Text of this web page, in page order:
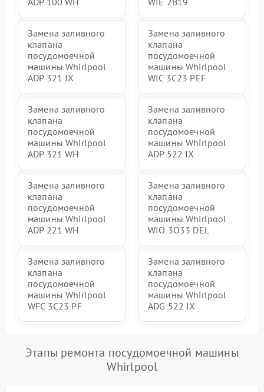
Замена заливного
клапана
посудомоечной
машины Whirlpool
ADP 321 IX
Замена заливного
клапана
посудомоечной
машины Whirlpool
WIC 3C23 PEF
Замена заливного
клапана
посудомоечной
машины Whirlpool
ADP 321 WH
Замена заливного
клапана
посудомоечной
машины Whirlpool
ADP 522 IX
Замена заливного
клапана
посудомоечной
машины Whirlpool
ADP 221 WH
Замена заливного
клапана
посудомоечной
машины Whirlpool
WIO 3O33 DEL
Замена заливного
клапана
посудомоечной
машины Whirlpool
WFC 3C23 PF
Замена заливного
клапана
посудомоечной
машины Whirlpool
ADG 522 IX
Этапы ремонта посудомоечной машины
Whirlpool